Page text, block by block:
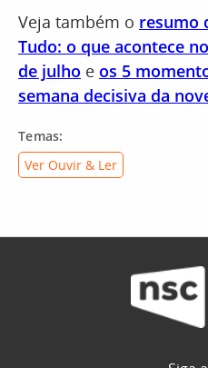
Veja também o resumo
Tudo: o que acontece
de julho e os 5
semana decisiva da
Temas:
Ver Ouvir & Ler